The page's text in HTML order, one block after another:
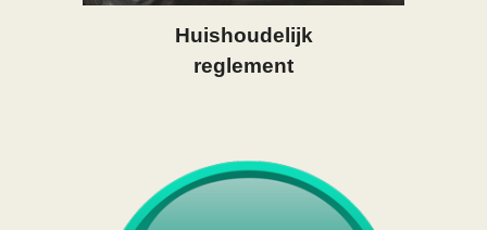
Huishoudelijk
reglement